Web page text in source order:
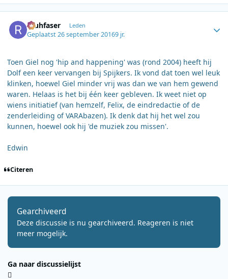
rauhfaser Leden
Geplaatst26 september 20169 jr.
Toen Giel nog 'hip and happening' was (rond 2004) heeft hij
Dolf een keer vervangen bij Spijkers. Ik vond dat toen wel leuk
klinken, hoewel Giel minder vrij was dan we van hem gewend
waren. Helaas is het bij één keer gebleven. Ik weet niet op
wiens initiatief (van hemzelf, Felix, de eindredactie of de
zenderleiding of VARAbazen). Ik denk dat hij het wel zou
kunnen, hoewel ook hij 'de muziek zou missen'.
Edwin
Citeren
Gearchiveerd
Deze discussie is nu gearchiveerd. Reageren is niet
meer mogelijk.
Ga naar discussielijst